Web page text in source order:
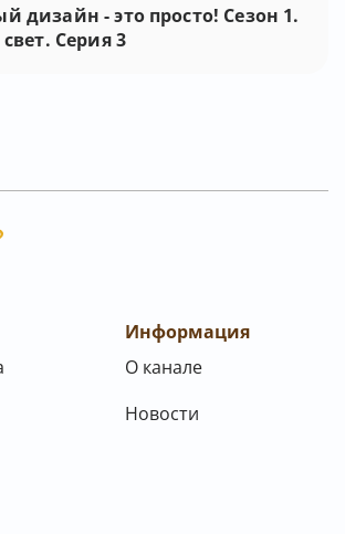
дизайн - это просто! Сезон 1.
Серия 3
Информация
О канале
Новости